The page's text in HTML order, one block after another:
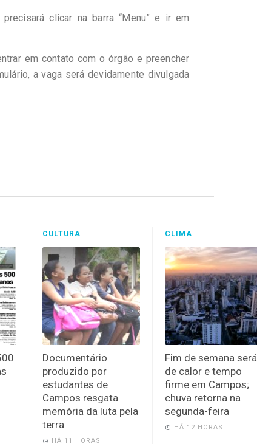
clicar na barra “Menu” e ir em
em contato com o órgão e preencher
a vaga será devidamente divulgada
CULTURA
Documentário
produzido por
estudantes de
Campos resgata
memória da luta pela
terra
HÁ 11 HORAS
CLIMA
Fim de semana será
de calor e tempo
firme em Campos;
chuva retorna na
segunda-feira
HÁ 12 HORAS